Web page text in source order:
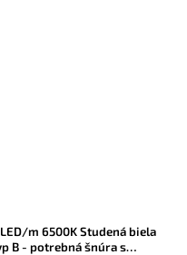
m 6500K Studená biela
B - potrebná šnúra s